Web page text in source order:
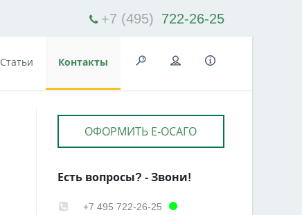
+7 (495) 722-26-25
Статьи Контакты
ОФОРМИТЬ Е-ОСАГО
Есть вопросы? - Звони!
+7 495 722-26-25